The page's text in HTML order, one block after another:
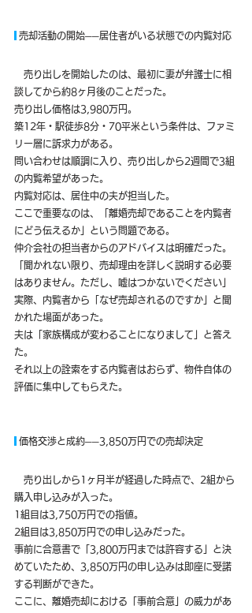
売却活動の開始──居住者がいる状態での内覧対応
売り出しを開始したのは、最初に妻が弁護士に相
談してから約8ヶ月後のことだった。
売り出し価格は3,980万円。
築12年・駅徒歩8分・70平米という条件は、ファミ
リー層に訴求力がある。
問い合わせは順調に入り、売り出しから2週間で3組
の内覧希望があった。
内覧対応は、居住中の夫が担当した。
ここで重要なのは、「離婚売却であることを内覧者
にどう伝えるか」という問題である。
仲介会社の担当者からのアドバイスは明確だった。
「聞かれない限り、売却理由を詳しく説明する必要
はありません。ただし、嘘はつかないでください」
実際、内覧者から「なぜ売却されるのですか」と聞
かれた場面があった。
夫は「家族構成が変わることになりまして」と答え
た。
それ以上の詮索をする内覧者はおらず、物件自体の
評価に集中してもらえた。
価格交渉と成約──3,850万円での売却決定
売り出しから1ヶ月半が経過した時点で、2組から
購入申し込みが入った。
1組目は3,750万円での指値。
2組目は3,850万円での申し込みだった。
事前に合意書で「3,800万円までは許容する」と決
めていたため、3,850万円の申し込みは即座に受諾
する判断ができた。
ここに、離婚売却における「事前合意」の威力があ